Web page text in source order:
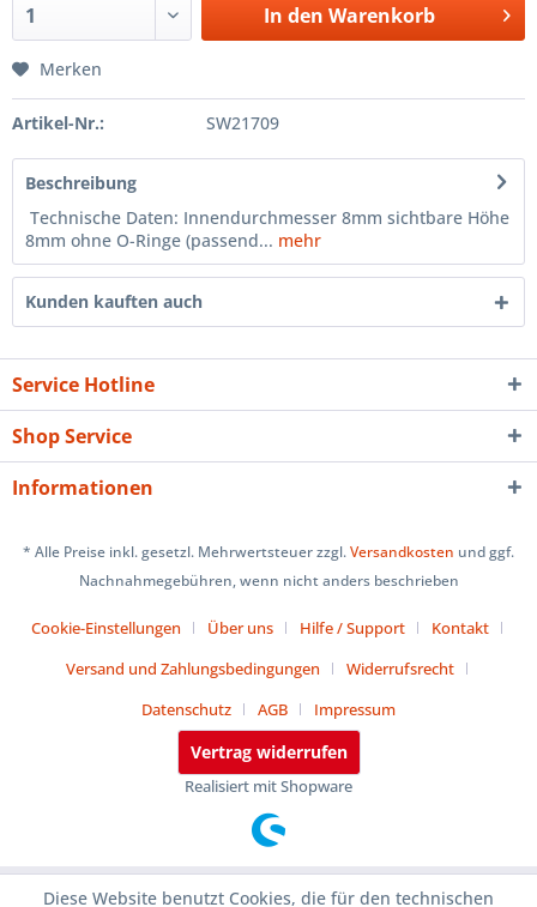
In den Warenkorb
Merken
Artikel-Nr.: SW21709
Beschreibung
Technische Daten: Innendurchmesser 8mm sichtbare Höhe
8mm ohne O-Ringe (passend... mehr
Kunden kauften auch
Service Hotline
Shop Service
Informationen
* Alle Preise inkl. gesetzl. Mehrwertsteuer zzgl.Versandkosten und ggf.
Nachnahmegebühren, wenn nicht anders beschrieben
Cookie-Einstellungen Über uns Hilfe / Support
Kontakt
Versand und Zahlungsbedingungen
Widerrufsrecht
Datenschutz
AGB Impressum
Vertrag widerrufen
Realisiert mit Shopware
Diese Website benutzt Cookies, die für den technischen